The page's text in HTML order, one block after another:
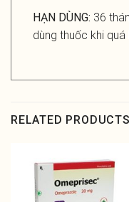
HẠN DÙNG: 36
dùng thuốc khi quá
RELATED PRODUCTS